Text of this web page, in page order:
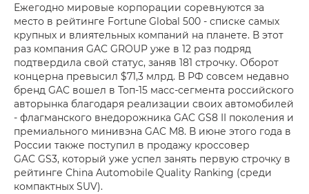
Ежегодно мировые корпорации соревнуются за
место в рейтинге Fortune Global 500 - списке самых
крупных и влиятельных компаний на планете. В этот
раз компания GAC GROUP уже в 12 раз подряд
подтвердила свой статус, заняв 181 строчку. Оборот
концерна превысил $71,3 млрд. В РФ совсем недавно
бренд GAC вошел в Топ-15 масс-сегмента российского
авторынка благодаря реализации своих автомобилей
- флагманского внедорожника GAC GS8 II поколения и
премиального минивэна GAC M8. В июне этого года в
России также поступил в продажу кроссовер
GAC GS3, который уже успел занять первую строчку в
рейтинге China Automobile Quality Ranking (среди
компактных SUV).